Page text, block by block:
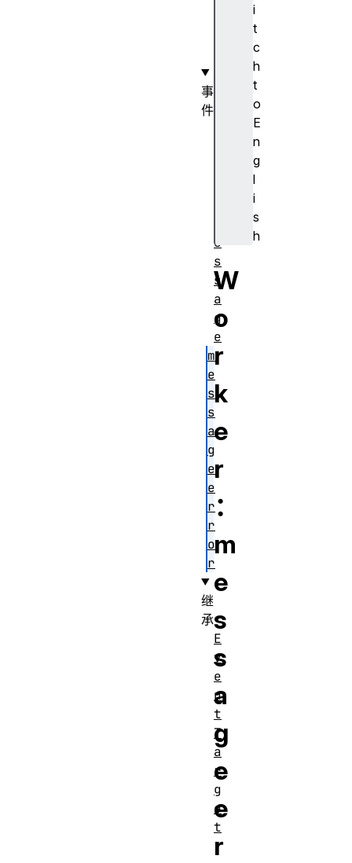
i
t
c
h
t
o
E
n
g
l
i
s
h
W
o
r
k
e
r
：
m
e
s
s
a
g
e
e
r
事
件
e
s
s
a
g
e
m
e
s
s
a
g
e
e
r
r
o
r
继
承
E
v
e
n
t
T
a
r
g
e
t